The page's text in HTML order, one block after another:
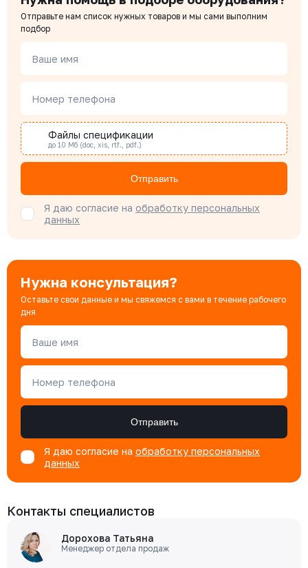
Цена с НДС
11 791 ₽ Купить
101-040-16
Цена с НДС
11 136 ₽ Купить
Чердаков Александр
Специалист отдела снабжения
Бондарюк Евгения
Специалист отдела продаж
Отправьте нам список нужных товаров и мы сами выполним
подбор
Ваше имя
Номер телефона
Файлы спецификации
до 10 Мб (doc, xis, rtf., pdf.)
Отправить
Я даю согласие на обработку персональных
данных
Нужна консультация?
Оставьте свои данные и мы свяжемся с вами в течение рабочего
дня
Ваше имя
Номер телефона
Отправить
Я даю согласие на обработку персональных
данных
Контакты специалистов
Дорохова Татьяна
Менеджер отдела продаж